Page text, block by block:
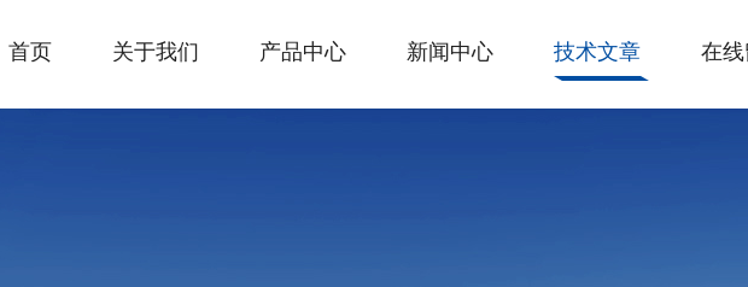
首页 关于我们 产品中心 新闻中心 技术文章 在